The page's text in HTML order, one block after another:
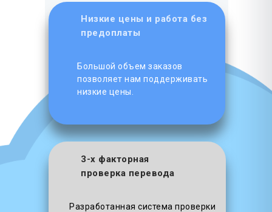
Низкие цены и работа без
предоплаты
3-х факторная
проверка перевода
Разработанная система проверки
Большой объем заказов
позволяет нам поддерживать
низкие цены.